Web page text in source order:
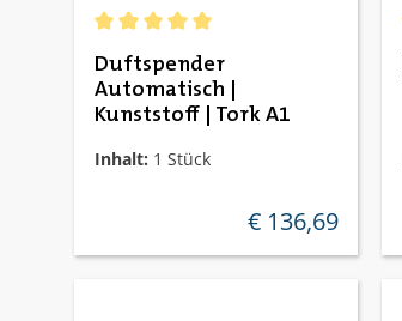
Duftspender
Automatisch |
Kunststoff | Tork A1
Inhalt: 1 Stück
regulärer preis:
€ 136,69